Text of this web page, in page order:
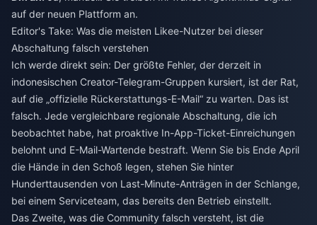
auf der neuen Plattform an.
Editor's Take: Was die meisten Likee-Nutzer bei dieser
Abschaltung falsch verstehen
Ich werde direkt sein: Der größte Fehler, der derzeit in
indonesischen Creator-Telegram-Gruppen kursiert, ist der Rat,
auf die „offizielle Rückerstattungs-E-Mail“ zu warten. Das ist
falsch. Jede vergleichbare regionale Abschaltung, die ich
beobachtet habe, hat proaktive In-App-Ticket-Einreichungen
belohnt und E-Mail-Wartende bestraft. Wenn Sie bis Ende April
die Hände in den Schoß legen, stehen Sie hinter
Hunderttausenden von Last-Minute-Anträgen in der Schlange,
bei einem Serviceteam, das bereits den Betrieb einstellt.
Das Zweite, was die Community falsch versteht, ist die